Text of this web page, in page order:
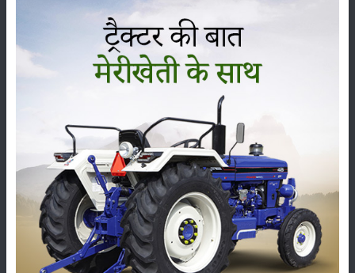
हालाँकि सफेद तना सड़न को समझने और प्रबंधित करने में प्रगति हुई है, चुनौतियाँ
अभी भी बनी हुई हैं। प्रतिरोधी सेम किस्मों का विकास एक प्राथमिकता बनी हुई है,
जिसके लिए पौधों के प्रजनन और आनुवंशिक इंजीनियरिंग में प्रगति की आवश्यकता है।
टिकाऊ और पर्यावरण के अनुकूल दृष्टिकोण, जैसे कि जैव कीटनाशकों का उपयोग,
भविष्य में रोग प्रबंधन के लिए आशाजनक है। उभरती चुनौतियों का समाधान करने और
सफेद तना सड़न के खिलाफ फ्रेंच बीन फसलों की दीर्घकालिक लचीलापन सुनिश्चित
करने के लिए निरंतर अनुसंधान और सहयोग आवश्यक है।
ये भी पढ़ें:ग्वार की ये 5 किस्में किसानों को देंगी ज्यादा उपज और मुनाफा
सारांश
स्क्लेरोटिनिया स्क्लेरोटियोरम के कारण होने वाली फ्रेंच बीन्स का सफेद तना सड़न,
वैश्विक खाद्य सुरक्षा के लिए एक महत्वपूर्ण खतरा है।